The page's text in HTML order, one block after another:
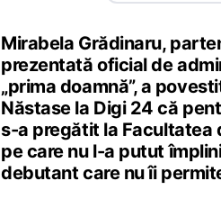
Mirabela Grădinaru,
prezentată oficial de
„prima doamnă”, a
Năstase la Digi 24 că
s-a pregătit la Facultatea
pe care nu l-a putut
debutant care nu îi